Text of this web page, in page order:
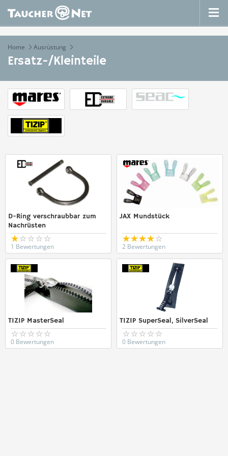
Home Ausrüstung
Ersatz-/Kleinteile
D-Ring verschraubbar zum
Nachrüsten
1 Bewertungen
JAX Mundstück
2 Bewertungen
TIZIP MasterSeal
0 Bewertungen
TIZIP SuperSeal, SilverSeal
0 Bewertungen